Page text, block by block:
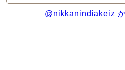
@nikkanindiakeiz